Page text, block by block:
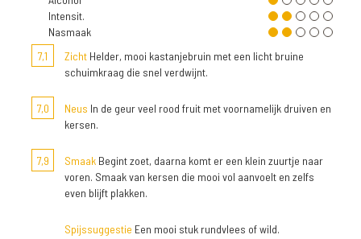
Intensit.
Nasmaak
7,1
Zicht Helder, mooi kastanjebruin met een licht bruine
schuimkraag die snel verdwijnt.
7,0 Neus In de geur veel rood fruit met voornamelijk druiven en
kersen.
7,9 Smaak Begint zoet, daarna komt er een klein zuurtje naar
voren. Smaak van kersen die mooi vol aanvoelt en zelfs
even blijft plakken.
Spijssuggestie Een mooi stuk rundvlees of wild.